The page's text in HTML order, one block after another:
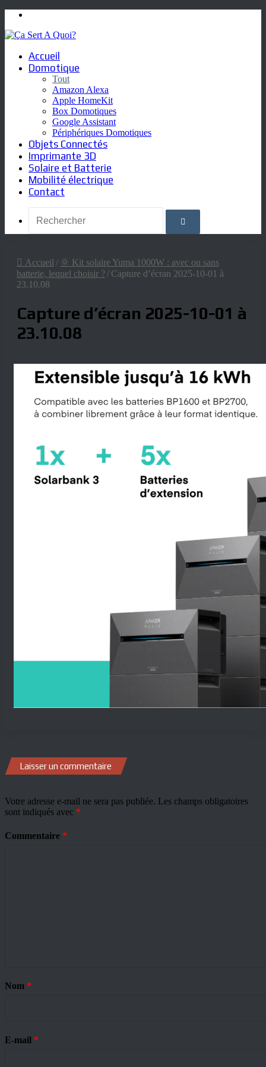
Accueil
Domotique
Tout
Amazon Alexa
Apple HomeKit
Box Domotiques
Google Assistant
Périphériques Domotiques
Objets Connectés
Imprimante 3D
Solaire et Batterie
Mobilité électrique
Contact
Rechercher
Accueil / 🌞 Kit solaire Yuma 1000W : avec ou sans
batterie, lequel choisir ? / Capture d’écran 2025-10-01 à
23.10.08
Capture d’écran 2025-10-01 à
23.10.08
Laisser un commentaire
Votre adresse e-mail ne sera pas publiée. Les champs obligatoires
sont indiqués avec *
Commentaire *
Nom *
E-mail *